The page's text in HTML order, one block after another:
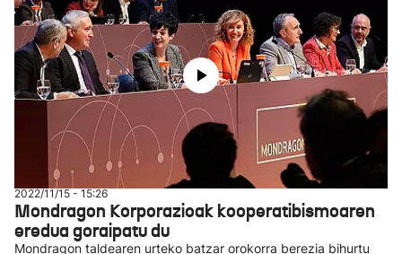
2022/11/15 - 15:26
Mondragon Korporazioak kooperatibismoaren
eredua goraipatu du
Mondragon taldearen urteko batzar orokorra berezia bihurtu